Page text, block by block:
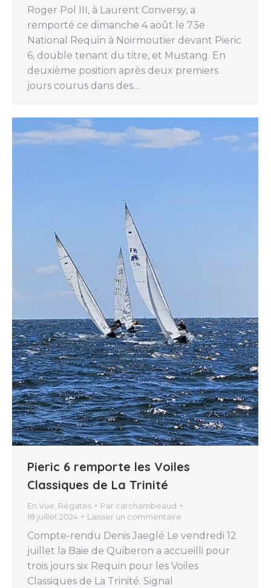
Roger Pol III, à Laurent Conversy, a
remporté ce dimanche 4 août le 73e
National Requin à Noirmoutier devant Pieric
6, double tenant du titre, et Mustang. En
deuxième position après deux premiers
jours courus dans des…
Pieric 6 remporte les Voiles
Classiques de La Trinité
En Vue, Régates Par carchambeaud
18 juillet 2024
Laisser un commentaire
Compte-rendu Denis Jaeglé Le vendredi 12
juillet la Baie de Quiberon a accueilli pour
trois jours six Requin pour les Voiles
Classiques de La Trinité. Signal